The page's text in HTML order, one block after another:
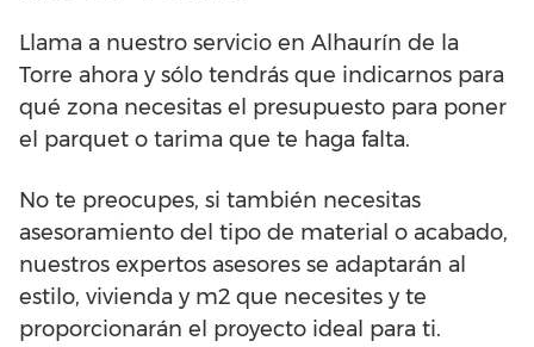
Llama a nuestro servicio en Alhaurín de la
Torre ahora y sólo tendrás que indicarnos para
qué zona necesitas el presupuesto para poner
el parquet o tarima que te haga falta.
No te preocupes, si también necesitas
asesoramiento del tipo de material o acabado,
nuestros expertos asesores se adaptarán al
estilo, vivienda y m2 que necesites y te
proporcionarán el proyecto ideal para ti.